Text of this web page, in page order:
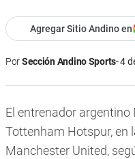
Agregar Sitio Andino en
PorSección Andino Sports 4
El entrenador argentino
Tottenham Hotspur, en
Manchester United,